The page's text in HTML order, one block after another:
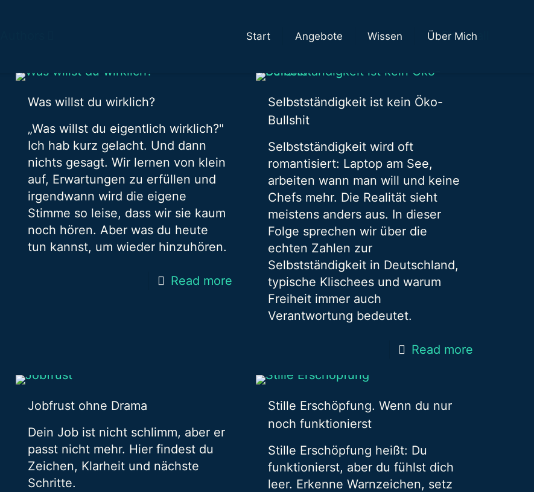
Start Angebote Wissen Über Mich
Show all
Was willst du wirklich?
„Was willst du eigentlich wirklich?"
Ich hab kurz gelacht. Und dann
nichts gesagt. Wir lernen von klein
auf, Erwartungen zu erfüllen und
irgendwann wird die eigene
Stimme so leise, dass wir sie kaum
noch hören. Aber was du heute
tun kannst, um wieder hinzuhören.
Read more
Selbstständigkeit ist kein Öko-
Bullshit
Selbstständigkeit wird oft
romantisiert: Laptop am See,
arbeiten wann man will und keine
Chefs mehr. Die Realität sieht
meistens anders aus. In dieser
Folge sprechen wir über die
echten Zahlen zur
Selbstständigkeit in Deutschland,
typische Klischees und warum
Freiheit immer auch
Verantwortung bedeutet.
Read more
Jobfrust ohne Drama
Dein Job ist nicht schlimm, aber er
passt nicht mehr. Hier findest du
Zeichen, Klarheit und nächste
Schritte.
Stille Erschöpfung. Wenn du nur
noch funktionierst
Stille Erschöpfung heißt: Du
funktionierst, aber du fühlst dich
leer. Erkenne Warnzeichen, setz